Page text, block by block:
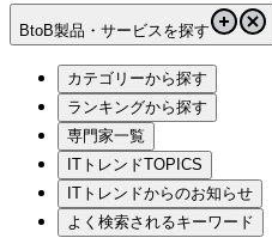
BtoB製品・サービスを探す
カテゴリーから探す
ランキングから探す
専門家一覧
ITトレンドTOPICS
ITトレンドからのお知らせ
よく検索されるキーワード